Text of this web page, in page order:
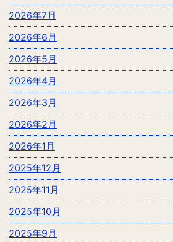
2026年7月
2026年6月
2026年5月
2026年4月
2026年3月
2026年2月
2026年1月
2025年12月
2025年11月
2025年10月
2025年9月